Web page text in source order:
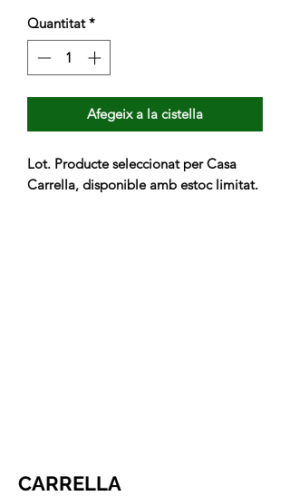
Quantitat *
Afegeix a la cistella
Lot. Producte seleccionat per Casa
Carrella, disponible amb estoc limitat.
CARRELLA